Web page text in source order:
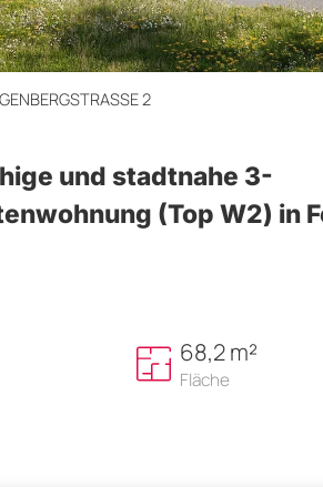
2
und stadtnahe 3-
(Top W2) in
68,2 m²
Fläche